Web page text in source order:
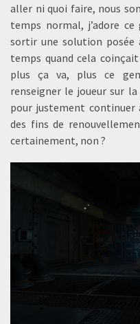
aller ni quoi faire, nous
temps normal, j’adore
sortir une solution posée
temps quand cela
plus ça va, plus ce
renseigner le joueur sur
pour justement continuer
des fins de
certainement, non ?